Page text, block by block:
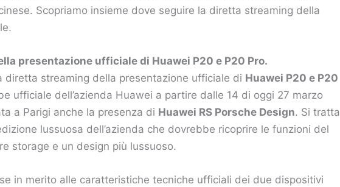
Scopriamo insieme dove seguire la diretta streaming della
presentazione ufficiale di Huawei P20 e P20 Pro.
diretta streaming della presentazione ufficiale di Huawei P20 e P20
ufficiale dell’azienda Huawei a partire dalle 14 di oggi 27 marzo
a Parigi anche la presenza di Huawei RS Porsche Design. Si tratta
lussuosa dell’azienda che dovrebbe ricoprire le funzioni del
storage e un design più lussuoso.
in merito alle caratteristiche tecniche ufficiali dei due dispositivi